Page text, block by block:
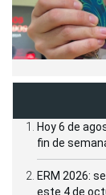
Hoy 6 de
fin de
ERM 2026:
este 4 de